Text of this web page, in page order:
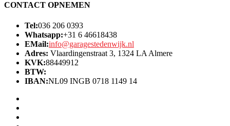
CONTACT OPNEMEN
Tel:036 206 0393
Whatsapp:+31 6 46618438
EMail:info@garagestedenwijk.nl
Adres: Vlaardingenstraat 3, 1324 LA Almere
KVK:88449912
BTW:
IBAN:NL09 INGB 0718 1149 14